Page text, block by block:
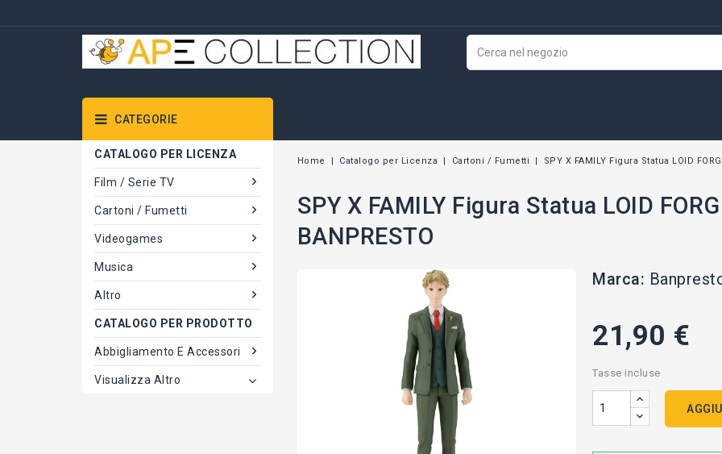
CATEGORIE
CATALOGO PER LICENZA
Film / Serie TV
Cartoni / Fumetti
Videogames
Musica
Altro
CATALOGO PER PRODOTTO
Abbigliamento E Accessori
Visualizza Altro
Home Catalogo per Licenza Cartoni / Fumetti SPY X FAMILY Figura Statua LOID
SPY X FAMILY Figura Statua LOID
BANPRESTO
Marca:
21,90 €
Tasse incluse